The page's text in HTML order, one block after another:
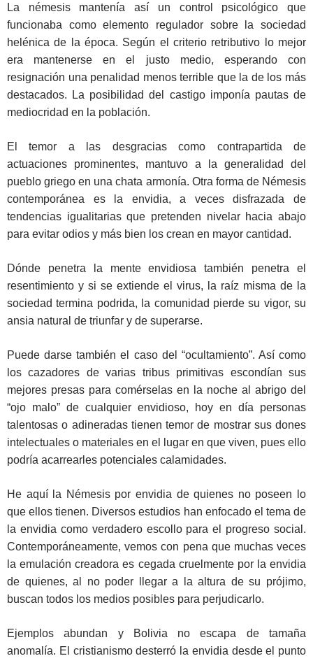
La némesis mantenía así un control psicológico que
funcionaba como elemento regulador sobre la sociedad
helénica de la época. Según el criterio retributivo lo mejor
era mantenerse en el justo medio, esperando con
resignación una penalidad menos terrible que la de los más
destacados. La posibilidad del castigo imponía pautas de
mediocridad en la población.
El temor a las desgracias como contrapartida de
actuaciones prominentes, mantuvo a la generalidad del
pueblo griego en una chata armonía. Otra forma de Némesis
contemporánea es la envidia, a veces disfrazada de
tendencias igualitarias que pretenden nivelar hacia abajo
para evitar odios y más bien los crean en mayor cantidad.
Dónde penetra la mente envidiosa también penetra el
resentimiento y si se extiende el virus, la raíz misma de la
sociedad termina podrida, la comunidad pierde su vigor, su
ansia natural de triunfar y de superarse.
Puede darse también el caso del “ocultamiento”. Así como
los cazadores de varias tribus primitivas escondían sus
mejores presas para comérselas en la noche al abrigo del
“ojo malo” de cualquier envidioso, hoy en día personas
talentosas o adineradas tienen temor de mostrar sus dones
intelectuales o materiales en el lugar en que viven, pues ello
podría acarrearles potenciales calamidades.
He aquí la Némesis por envidia de quienes no poseen lo
que ellos tienen. Diversos estudios han enfocado el tema de
la envidia como verdadero escollo para el progreso social.
Contemporáneamente, vemos con pena que muchas veces
la emulación creadora es cegada cruelmente por la envidia
de quienes, al no poder llegar a la altura de su prójimo,
buscan todos los medios posibles para perjudicarlo.
Ejemplos abundan y Bolivia no escapa de tamaña
anomalía. El cristianismo desterró la envidia desde el punto